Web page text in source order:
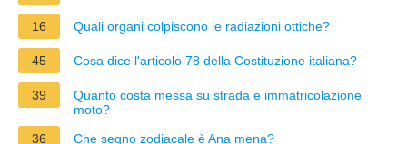
16 Quali organi colpiscono le radiazioni ottiche?
45 Cosa dice l'articolo 78 della Costituzione italiana?
39
Quanto costa messa su strada e immatricolazione
moto?
36
Che segno zodiacale è Ana mena?